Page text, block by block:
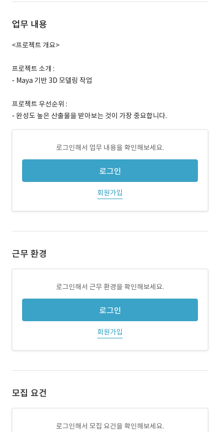
업무 내용
<프로젝트 개요>
프로젝트 소개 :
- Maya 기반 3D 모델링 작업
프로젝트 우선순위 :
- 완성도 높은 산출물을 받아보는 것이 가장 중요합니다.
로그인해서 업무 내용을 확인해보세요.
로그인
회원가입
근무 환경
로그인해서 근무 환경을 확인해보세요.
로그인
회원가입
모집 요건
로그인해서 모집 요건을 확인해보세요.